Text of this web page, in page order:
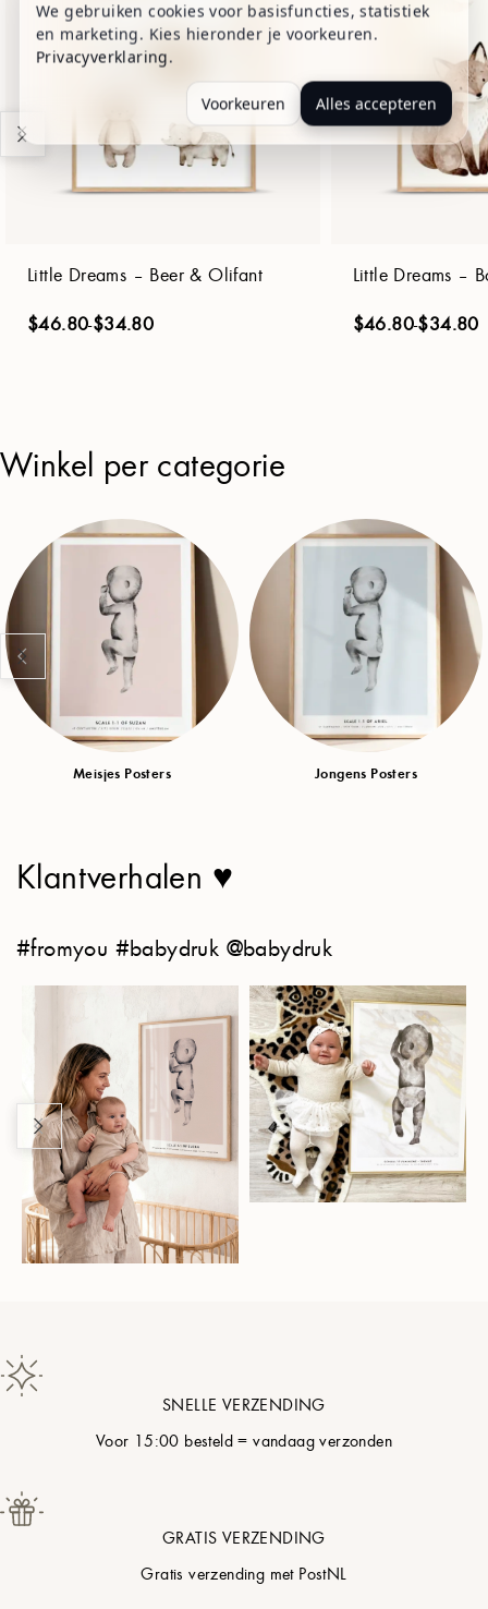
Little Dreams – Beer & Olifant
$34.80
-
$46.80
Little Dreams –
$34.80
-
$46.80
Winkel per categorie
Meisjes Posters Jongens Posters
Klantverhalen ♥
#fromyou #babydruk @babydruk
SNELLE VERZENDING
Voor 15:00 besteld = vandaag verzonden
GRATIS VERZENDING
Gratis verzending met PostNL
We gebruiken cookies voor basisfuncties, statistiek
en marketing. Kies hieronder je voorkeuren.
Privacyverklaring.
Voorkeuren Alles accepteren